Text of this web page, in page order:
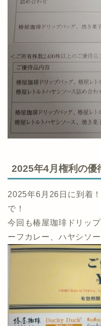
2025年4月権利の優
2025年6月26日に到着
で！
今回も椿屋珈琲ドリッ
ーフカレー、ハヤシソ